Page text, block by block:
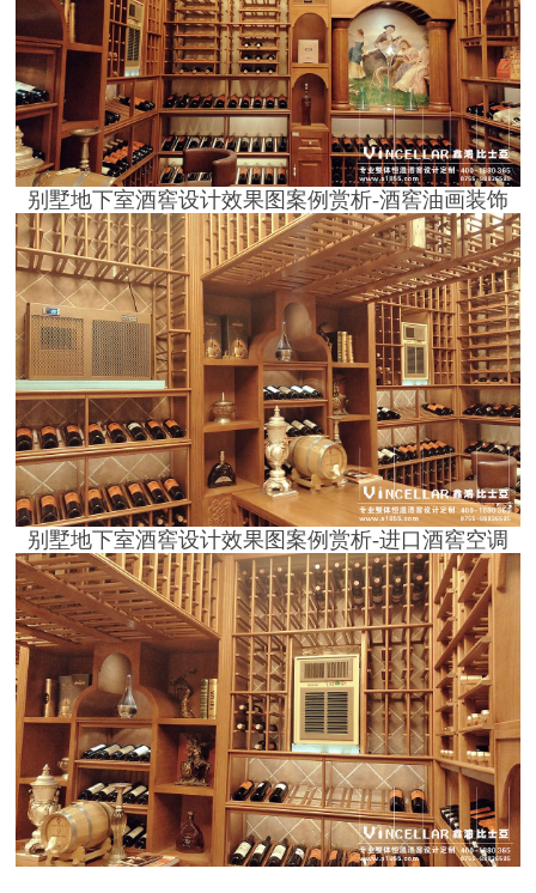
别墅地下室酒窖设计效果图案例赏析-酒窖油画装饰
别墅地下室酒窖设计效果图案例赏析-进口酒窖空调